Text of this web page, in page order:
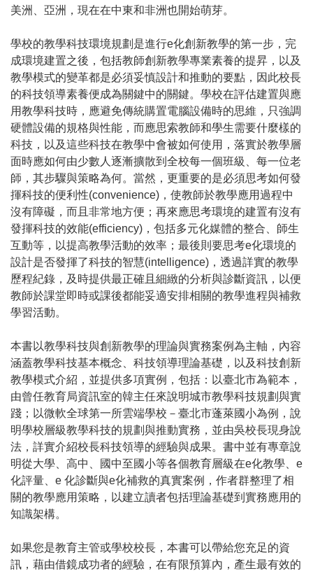
美洲、亞洲，現在在中東和非洲也開始萌芽。
學校的教學科技環境規劃是進行e化創新教學的第一步，完
成環境建置之後，包括教師創新教學專業素養的提昇，以及
教學模式的變革都是必須妥慎設計和推動的要點，因此校長
的科技領導素養便成為關鍵中的關鍵。學校在評估建置與應
用教學科技時，應避免傳統購置電腦設備時的思維，只強調
硬體設備的規格與性能，而應思索教師和學生需要什麼樣的
科技，以及這些科技在教學中會被如何使用，落實於教學層
面時應如何由少數人逐漸擴散到全校每一個班級、每一位老
師，其步驟與策略為何。當然，更重要的是必須思考如何發
揮科技的便利性(convenience)，使教師於教學應用過程中
沒有障礙，而且非常地方便；再來應思考環境的建置有沒有
發揮科技的效能(efficiency)，包括多元化媒體的整合、師生
互動等，以提高教學活動的效率；最後則要思考e化環境的
設計是否發揮了科技的智慧(intelligence)，透過詳實的教學
歷程紀錄，及時提供最正確且細緻的分析與診斷資訊，以便
教師於課堂即時或課後都能妥適安排相關的教學進程與補救
學習活動。
本書以教學科技與創新教學的理論與實務案例為主軸，內容
涵蓋教學科技基本概念、科技領導理論基礎，以及科技創新
教學模式介紹，並提供多項實例，包括：以臺北市為範本，
由曾任教育局資訊室的韓主任來說明城市教學科技規劃與實
踐；以微軟全球第一所雲端學校－臺北市蓬萊國小為例，說
明學校層級教學科技的規劃與推動實務，並由吳校長現身說
法，詳實介紹校長科技領導的經驗與成果。書中並有專章說
明從大學、高中、國中至國小等各個教育層級在e化教學、e
化評量、e 化診斷與e化補救的真實案例，作者群整理了相
關的教學應用策略，以建立讀者包括理論基礎到實務應用的
知識架構。
如果您是教育主管或學校校長，本書可以帶給您充足的資
訊，藉由借鏡成功者的經驗，在有限預算內，產生最有效的